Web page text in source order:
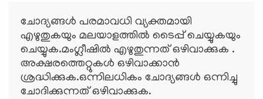
ചോദ്യങ്ങള്‍ പരമാവധി വ്യക്തമായി
എഴുതുകയും മലയാളത്തില്‍ ടൈപ്പ് ചെയ്യുകയും
ചെയ്യുക.മംഗ്ലീഷില്‍ എഴുതുന്നത് ഒഴിവാക്കുക .
അക്ഷരത്തെറ്റുകള്‍ ഒഴിവാക്കാന്‍
ശ്രദ്ധിക്കുക.ഒന്നിലധികം ചോദ്യങ്ങള്‍ ഒന്നിച്ചു
ചോദിക്കുന്നത് ഒഴിവാക്കുക.